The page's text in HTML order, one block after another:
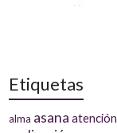
Etiquetas
alma asana atención